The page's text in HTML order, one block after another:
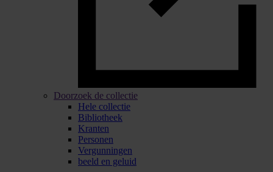
Doorzoek de collectie
Hele collectie
Bibliotheek
Kranten
Personen
Vergunningen
beeld en geluid